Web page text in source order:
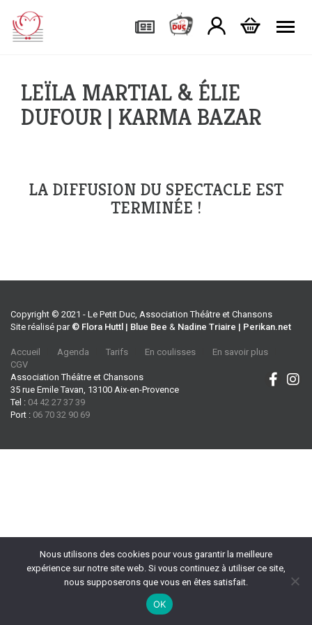
LEÏLA MARTIAL & ÉLIE
DUFOUR | KARMA BAZAR
LA DIFFUSION DU SPECTACLE EST
TERMINÉE !
Copyright © 2021 - Le Petit Duc, Association Théâtre et Chansons
Site réalisé par © Flora Huttl | Blue Bee & Nadine Triaire | Perikan.net
Accueil Agenda Tarifs En coulisses
En savoir plus
CGV
Association Théâtre et Chansons
35 rue Emile Tavan, 13100 Aix-en-Provence
Tel : 04 42 27 37 39
Port : 06 70 32 90 69
Nous utilisons des cookies pour vous garantir la meilleure
expérience sur notre site web. Si vous continuez à utiliser ce site,
nous supposerons que vous en êtes satisfait.
OK